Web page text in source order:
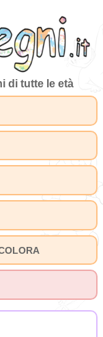
di tutte le età